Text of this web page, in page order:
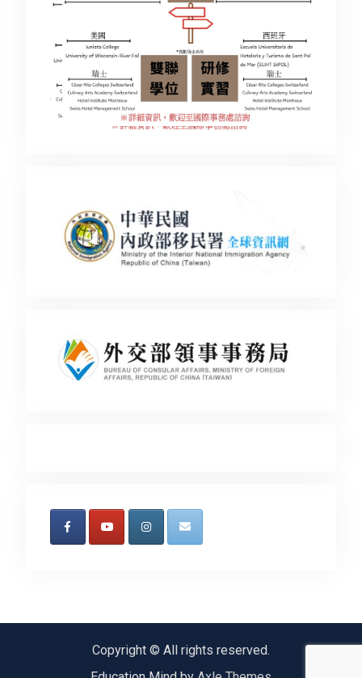
Copyright © All rights reserved.